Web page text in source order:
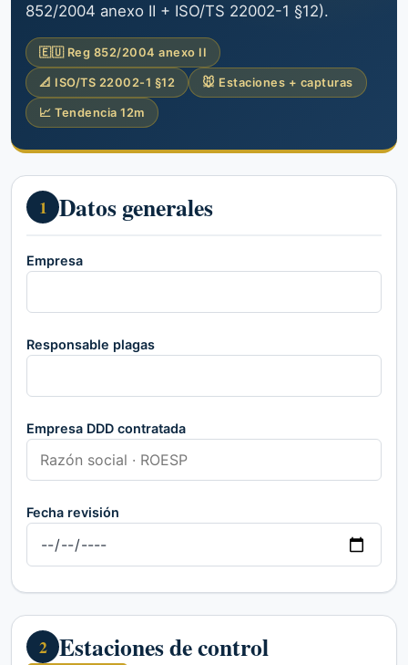
852/2004 anexo II + ISO/TS 22002-1 §12).
🇪🇺 Reg 852/2004 anexo II
📐 ISO/TS 22002-1 §12 🐭 Estaciones + capturas
📈 Tendencia 12m
1 Datos generales
Empresa
Responsable plagas
Empresa DDD contratada
Fecha revisión
2 Estaciones de control